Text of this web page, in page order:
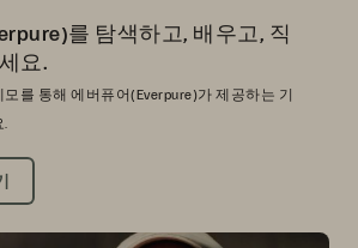
를 탐색하고, 배우고, 직
요.
를 통해 에버퓨어(Everpure)가 제공하는 기